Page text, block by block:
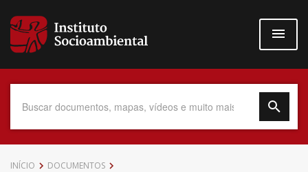
para
conteúdo
Data do Documento
INÍCIO
DOCUMENTOS